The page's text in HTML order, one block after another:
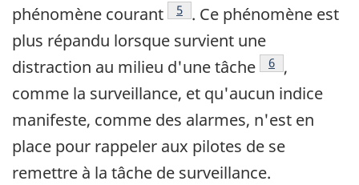
phénomène courant
Footnote
5 . Ce phénomène est
plus répandu lorsque survient une
distraction au milieu d'une tâche
Footnote
6 ,
comme la surveillance, et qu'aucun indice
manifeste, comme des alarmes, n'est en
place pour rappeler aux pilotes de se
remettre à la tâche de surveillance.